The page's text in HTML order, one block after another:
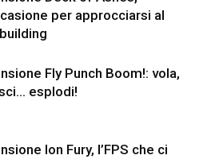
per approcciarsi al
Fly Punch Boom!: vola,
esplodi!
Ion Fury, l’FPS che ci